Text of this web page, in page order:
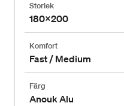
Storlek
180x200
Komfort
Fast / Medium
Färg
Anouk Alu